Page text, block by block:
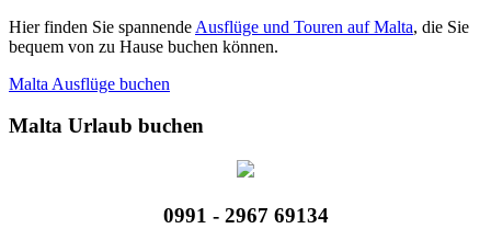
Hier finden Sie spannende Ausflüge und Touren auf Malta, die Sie
bequem von zu Hause buchen können.
Malta Ausflüge buchen
Malta Urlaub buchen
0991 - 2967 69134